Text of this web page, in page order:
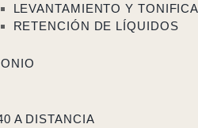
LEVANTAMIENTO Y
RETENCIÓN DE LÍQUIDOS
A DISTANCIA